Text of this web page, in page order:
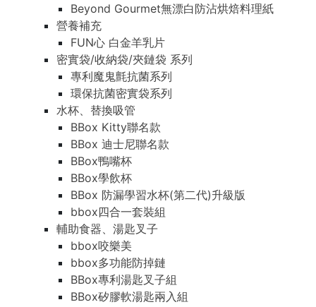
Beyond Gourmet無漂白防沾烘焙料理紙
營養補充
FUN心 白金羊乳片
密實袋/收納袋/夾鏈袋 系列
專利魔鬼氈抗菌系列
環保抗菌密實袋系列
水杯、替換吸管
BBox Kitty聯名款
BBox 迪士尼聯名款
BBox鴨嘴杯
BBox學飲杯
BBox 防漏學習水杯(第二代)升級版
bbox四合一套裝組
輔助食器、湯匙叉子
bbox咬樂美
bbox多功能防掉鏈
BBox專利湯匙叉子組
BBox矽膠軟湯匙兩入組